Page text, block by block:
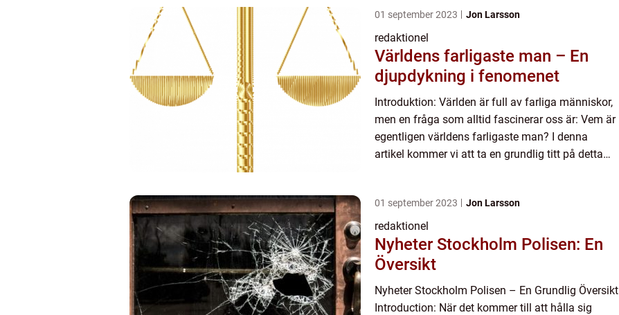
01 september 2023 Jon Larsson
redaktionel
Världens farligaste man – En
djupdykning i fenomenet
Introduktion: Världen är full av farliga människor,
men en fråga som alltid fascinerar oss är: Vem är
egentligen världens farligaste man? I denna
artikel kommer vi att ta en grundlig titt på detta
01 september 2023 Jon Larsson
redaktionel
Nyheter Stockholm Polisen: En
Översikt
Nyheter Stockholm Polisen – En Grundlig Översikt
Introduction: När det kommer till att hålla sig